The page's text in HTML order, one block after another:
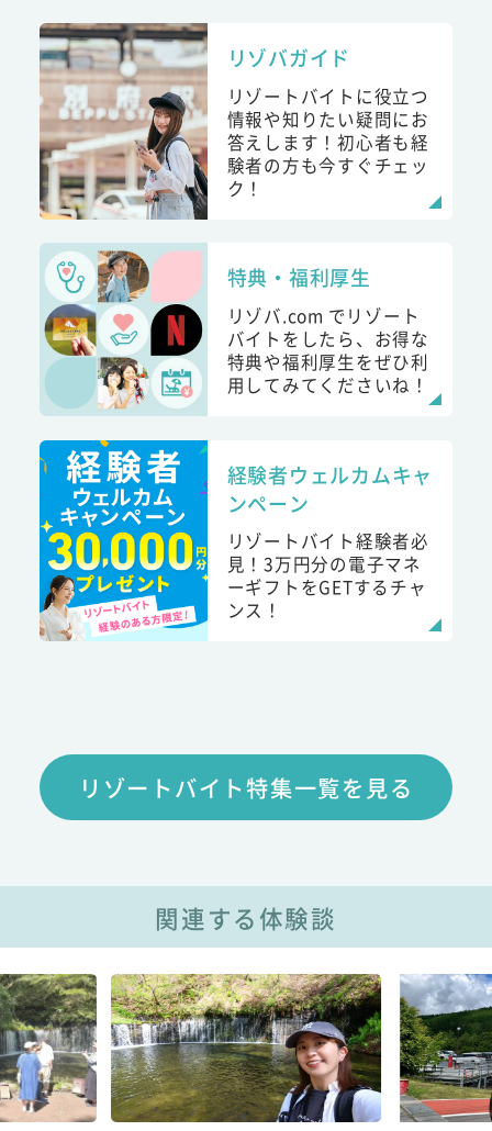
リゾバガイド
リゾートバイトに役立つ
情報や知りたい疑問にお
答えします！初心者も経
験者の方も今すぐチェッ
ク！
特典・福利厚生
リゾバ.com でリゾート
バイトをしたら、お得な
特典や福利厚生をぜひ利
用してみてくださいね！
経験者ウェルカムキャ
ンペーン
リゾートバイト経験者必
見！3万円分の電子マネ
ーギフトをGETするチャ
ンス！
リゾートバイト特集一覧を見る
関連する体験談